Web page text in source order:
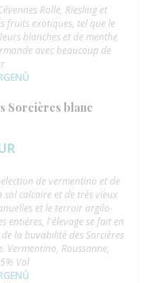
Rolle, Riesling et
fruits exotiques, tel que le
blanches et de menthe
avec beaucoup de
Sorcières blanc
de vermentino et de
calcaire et de très vieux
et le terroir argilo-
entières, l'élevage se fait en
la buvabilité des Sorcières
Vermentino, Roussanne,
Vol